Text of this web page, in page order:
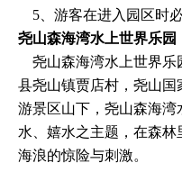
5、游客在进入园区时必
尧山森海湾水上世界乐园
尧山森海湾水上世界乐
县尧山镇贾店村，尧山
游景区山下，尧山森海
水、嬉水之主题，在森林
海浪的惊险与刺激。